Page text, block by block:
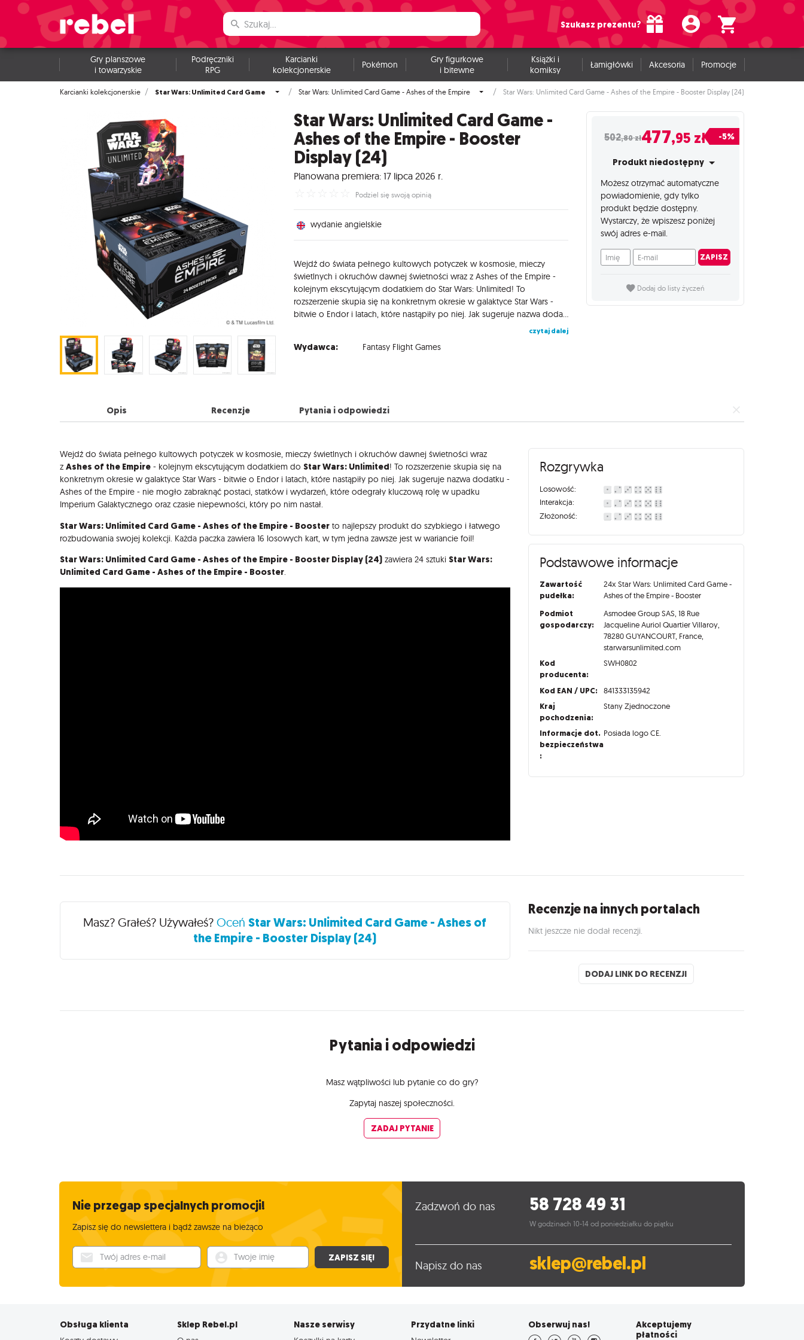
Szukasz prezentu?
Gry planszowe
i towarzyskie
Podręczniki
RPG
Karcianki
kolekcjonerskie
Pokémon
Gry figurkowe
i bitewne
Książki i
komiksy
Łamigłówki Akcesoria Promocje
Karcianki kolekcjonerskie Star Wars: Unlimited Card Game Star Wars: Unlimited Card Game - Ashes of the Empire Star Wars: Unlimited Card Game - Ashes of the Empire - Booster Display (24)
Star Wars: Unlimited Card Game -
Ashes of the Empire - Booster
Display (24)
Planowana premiera: 17 lipca 2026 r.
Podziel się swoją opinią
wydanie angielskie
Wejdź do świata pełnego kultowych potyczek w kosmosie, mieczy
świetlnych i okruchów dawnej świetności wraz z Ashes of the Empire -
kolejnym ekscytującym dodatkiem do Star Wars: Unlimited! To
rozszerzenie skupia się na konkretnym okresie w galaktyce Star Wars -
czytaj dalej
Wydawca: Fantasy Flight Games
502,80zł477,95 zł -5%
Produkt niedostępny
Możesz otrzymać automatyczne
powiadomienie, gdy tylko
produkt będzie dostępny.
Wystarczy, że wpiszesz poniżej
swój adres e-mail.
Imię E-mail ZAPISZ
Dodaj do listy życzeń
Opis Recenzje Pytania i odpowiedzi
Opis
Wejdź do świata pełnego kultowych potyczek w kosmosie, mieczy świetlnych i okruchów dawnej świetności wraz
z Ashes of the Empire - kolejnym ekscytującym dodatkiem do Star Wars: Unlimited! To rozszerzenie skupia się na
konkretnym okresie w galaktyce Star Wars - bitwie o Endor i latach, które nastąpiły po niej. Jak sugeruje nazwa dodatku -
Ashes of the Empire - nie mogło zabraknąć postaci, statków i wydarzeń, które odegrały kluczową rolę w upadku
Imperium Galaktycznego oraz czasie niepewności, który po nim nastał.
Star Wars: Unlimited Card Game - Ashes of the Empire - Booster to najlepszy produkt do szybkiego i łatwego
rozbudowania swojej kolekcji. Każda paczka zawiera 16 losowych kart, w tym jedna zawsze jest w wariancie foil!
Star Wars: Unlimited Card Game - Ashes of the Empire - Booster Display (24) zawiera 24 sztuki Star Wars:
Unlimited Card Game - Ashes of the Empire - Booster.
Rozgrywka
Losowość:
Interakcja:
Złożoność:
Podstawowe informacje
Zawartość
pudełka:
24x Star Wars: Unlimited Card Game -
Ashes of the Empire - Booster
Podmiot
gospodarczy:
Asmodee Group SAS, 18 Rue
Jacqueline Auriol Quartier Villaroy,
78280 GUYANCOURT, France,
starwarsunlimited.com
Kod
producenta:
SWH0802
Kod EAN / UPC: 841333135942
Kraj
pochodzenia:
Stany Zjednoczone
Informacje dot.
bezpieczeństwa
:
Posiada logo CE.
Recenzje
Masz? Grałeś? Używałeś?OceńStar Wars: Unlimited Card Game - Ashes of
the Empire - Booster Display (24)
Recenzje na innych portalach
Nikt jeszcze nie dodał recenzji.
DODAJ LINK DO RECENZJI
Pytania i odpowiedzi
Masz wątpliwości lub pytanie co do gry?
Zapytaj naszej społeczności.
ZADAJ PYTANIE
Nie przegap specjalnych promocji!
Zapisz się do newslettera i bądź zawsze na bieżąco
Twój adres e-mail Twoje imię ZAPISZ SIĘ!
Zadzwoń do nas 58 728 49 31
W godzinach 10-14 od poniedziałku do piątku
Napisz do nas sklep@rebel.pl
Obsługa klienta Sklep Rebel.pl Nasze serwisy Przydatne linki Obserwuj nas!
Akceptujemy
płatności